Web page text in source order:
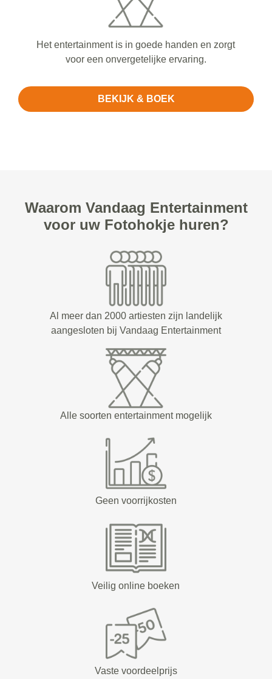
Het entertainment is in goede handen en zorgt
voor een onvergetelijke ervaring.
BEKIJK & BOEK
Waarom Vandaag Entertainment
voor uw Fotohokje huren?
Al meer dan 2000 artiesten zijn landelijk
aangesloten bij Vandaag Entertainment
Alle soorten entertainment mogelijk
Geen voorrijkosten
Veilig online boeken
Vaste voordeelprijs